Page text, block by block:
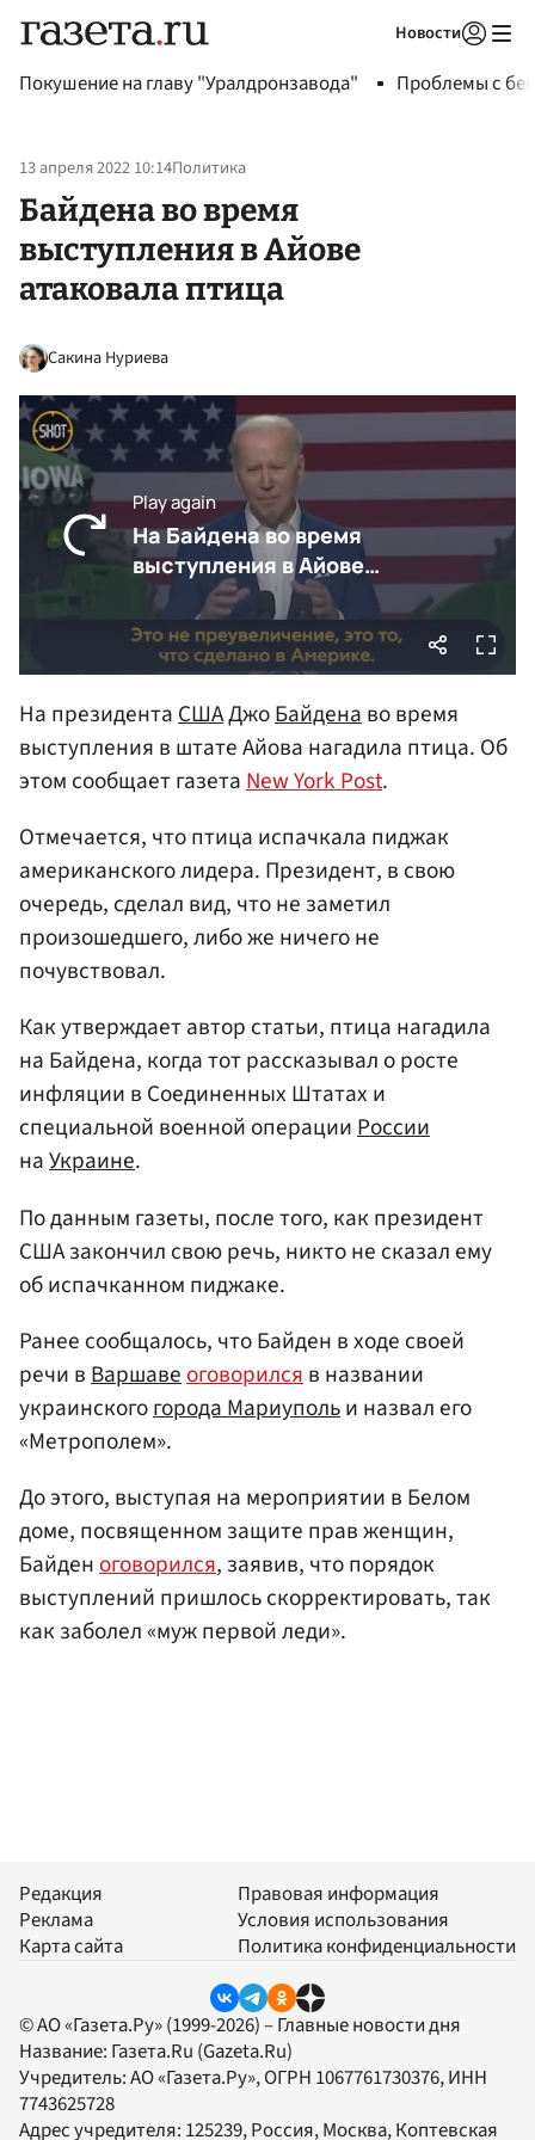
Новости
Покушение на главу "Уралдронзавода" Проблемы с
13 апреля 2022 10:14Политика
Байдена во время
выступления в Айове
атаковала птица
Сакина Нуриева
На президентаСШАДжоБайденаво время
выступления в штате Айова нагадила птица. Об
этом сообщает газетаNew York Post.
Отмечается, что птица испачкала пиджак
американского лидера. Президент, в свою
очередь, сделал вид, что не заметил
произошедшего, либо же ничего не
почувствовал.
Как утверждает автор статьи, птица нагадила
на Байдена, когда тот рассказывал о росте
инфляции в Соединенных Штатах и
специальной военной операцииРоссии
наУкраине.
По данным газеты, после того, как президент
США закончил свою речь, никто не сказал ему
об испачканном пиджаке.
Ранее сообщалось, что Байден в ходе своей
речи вВаршавеоговорилсяв названии
украинскогогорода Мариупольи назвал его
«Метрополем».
До этого, выступая на мероприятии в Белом
доме, посвященном защите прав женщин,
Байденоговорился, заявив, что порядок
выступлений пришлось скорректировать, так
как заболел «муж первой леди».
Редакция
Реклама
Карта сайта
Правовая информация
Условия использования
Политика конфиденциальности
© АО «Газета.Ру» (1999-2026) – Главные новости дня
Название: Газета.Ru (Gazeta.Ru)
Учредитель:АО «Газета.Ру», ОГРН 1067761730376, ИНН
7743625728
Адрес учредителя: 125239, Россия, Москва, Коптевская